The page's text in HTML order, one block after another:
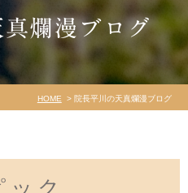
爛漫ブログ
HOME 院長平川の天真爛漫ブログ